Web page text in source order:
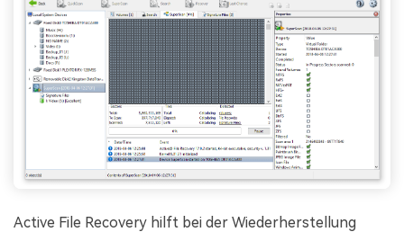
Active File Recovery hilft bei der Wiederherstellung